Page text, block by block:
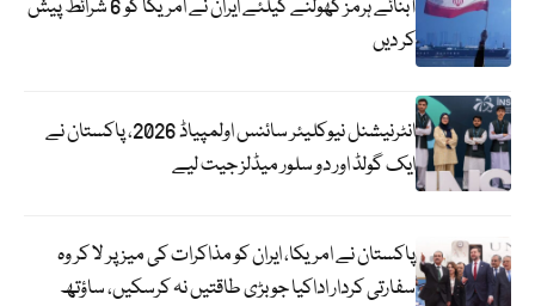
آبنائے ہرمز کھولنے کیلئے ایران نے امریکا کو 6 شرائط پیش
کر دیں
انٹرنیشنل نیوکلیئر سائنس اولمپیاڈ 2026، پاکستان نے
ایک گولڈ اور دو سلور میڈلز جیت لیے
پاکستان نے امریکا، ایران کو مذاکرات کی میز پر لا کر وہ
سفارتی کردار اداکیا جو بڑی طاقتیں نہ کرسکیں، ساؤتھ